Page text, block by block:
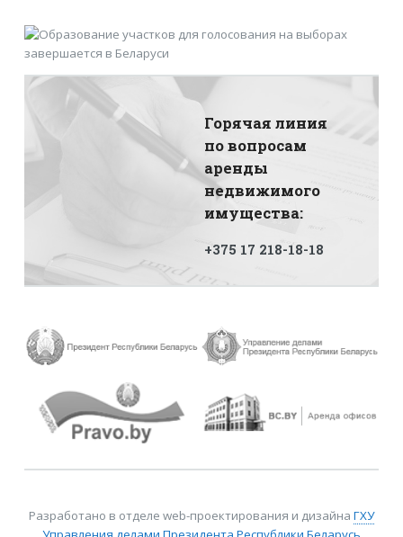
Горячая линия
по вопросам
аренды
недвижимого
имущества:
+375 17 218-18-18
Разработано в отделе web-проектирования и дизайна ГХУ